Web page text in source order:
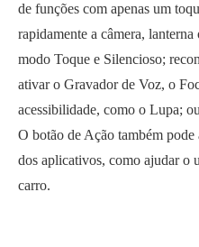
de funções com apenas um
rapidamente a câmera,
modo Toque e Silencioso;
ativar o Gravador de Voz, o
acessibilidade, como o Lupa;
O botão de Ação também
dos aplicativos, como ajudar o
carro.